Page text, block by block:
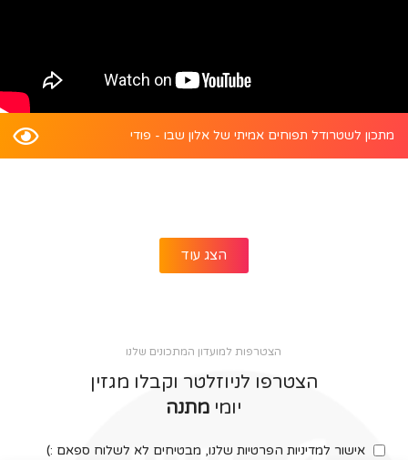
מתכון לשטרודל תפוחים אמיתי של אלון שבו - פודי
הצג עוד
הצטרפות למועדון המתכונים שלנו
הצטרפו לניוזלטר וקבלו מגזין
יומי מתנה
אישור למדיניות הפרטיות שלנו, מבטיחים לא לשלוח ספאם :)